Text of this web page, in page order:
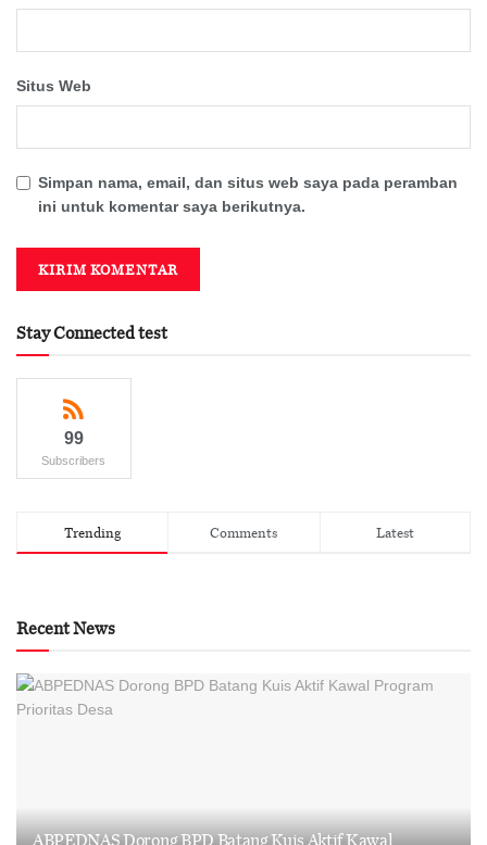
Situs Web
Simpan nama, email, dan situs web saya pada peramban
ini untuk komentar saya berikutnya.
Stay Connected test
99
Subscribers
Trending Comments Latest
Recent News
ABPEDNAS Dorong BPD Batang Kuis Aktif Kawal